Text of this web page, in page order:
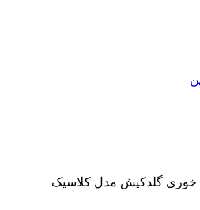
گلدکیش مدل کلاسیک